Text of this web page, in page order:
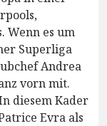
Wenn es um
Superliga
Andrea
vorn mit.
diesem Kader
Evra als